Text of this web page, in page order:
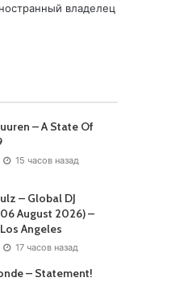
владелец
– A State Of
15 часов назад
– Global DJ
August 2026) –
Angeles
17 часов назад
– Statement!